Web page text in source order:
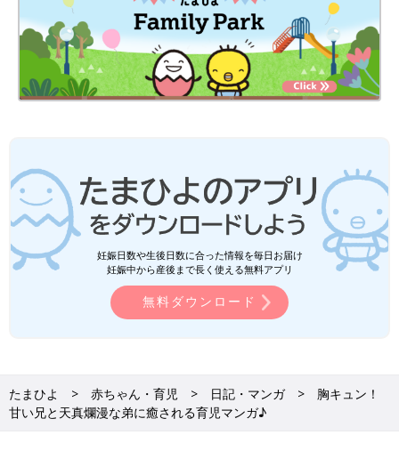
妊娠日数や生後日数に合った情報を毎日お届け
妊娠中から産後まで長く使える無料アプリ
無料ダウンロード
たまひよ 赤ちゃん・育児 日記・マンガ
胸キュン！
甘い兄と天真爛漫な弟に癒される育児マンガ♪